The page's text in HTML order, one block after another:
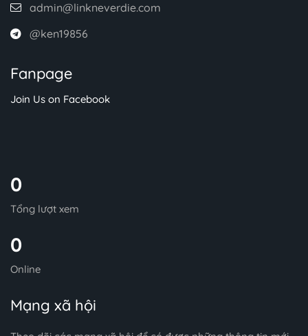
admin@linkneverdie.com
@ken19856
Fanpage
Join Us on Facebook
0
Tổng lượt xem
0
Online
Mạng xã hội